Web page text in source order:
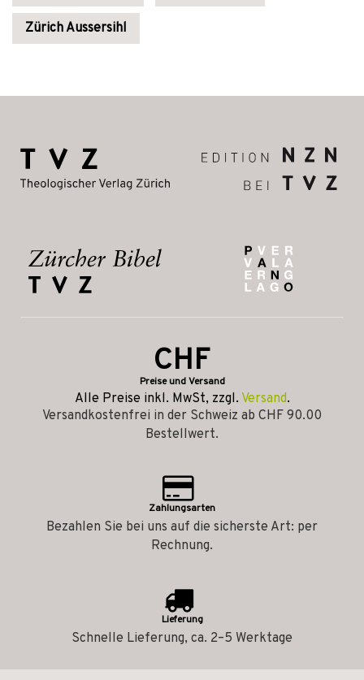
Zürich Aussersihl
CHF
Preise und Versand
Alle Preise inkl. MwSt, zzgl. Versand.
Versandkostenfrei in der Schweiz ab CHF 90.00
Bestellwert.
Zahlungsarten
Bezahlen Sie bei uns auf die sicherste Art: per
Rechnung.
Lieferung
Schnelle Lieferung, ca. 2–5 Werktage